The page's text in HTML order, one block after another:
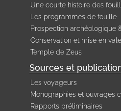
Une courte histoire des
Les programmes de fouille
Prospection archéologique
Conservation et mise en
Temple de Zeus
Sources et
Les voyageurs
Monographies et ouvrages
Rapports préliminaires